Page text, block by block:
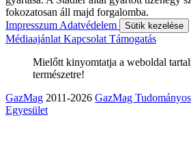
fokozatosan áll majd forgalomba.
Impresszum Adatvédelem Sütik kezelése
Médiaajánlat Kapcsolat Támogatás
Mielőtt kinyomtatja a weboldal
természetre!
GazMag 2011-2026 GazMag
Egyesület